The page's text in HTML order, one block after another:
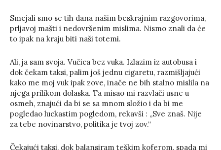
Smejali smo se tih dana našim beskrajnim razgovorima,
prljavoj mašti i nedovršenim mislima. Nismo znali da će
to ipak na kraju biti naši totemi.
Ali, ja sam svoja. Vučica bez vuka. Izlazim iz autobusa i
dok čekam taksi, palim još jednu cigaretu, razmišljajući
kako me moj vuk ipak zove, inače ne bih stalno mislila na
njega prilikom dolaska. Ta misao mi razvlači usne u
osmeh, znajući da bi se sa mnom složio i da bi me
pogledao luckastim pogledom, rekavši : „Sve znaš. Nije
za tebe novinarstvo, politika je tvoj zov.“
Čekajući taksi, dok balansiram teškim koferom, spada mi